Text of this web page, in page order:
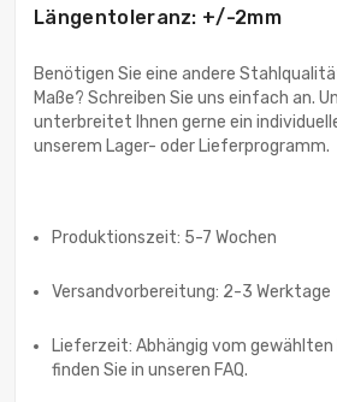
Längentoleranz: +/-2mm
Benötigen Sie eine andere
Maße? Schreiben Sie uns einfach an.
unterbreitet Ihnen gerne ein
unserem Lager- oder Lieferprogramm.
Produktionszeit: 5-7 Wochen
Versandvorbereitung: 2-3 Werktage
Lieferzeit: Abhängig vom
finden Sie in unseren FAQ.